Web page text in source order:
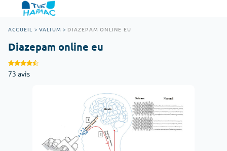
ACCUEIL > VALIUM > DIAZEPAM ONLINE EU
Diazepam online eu
73 avis